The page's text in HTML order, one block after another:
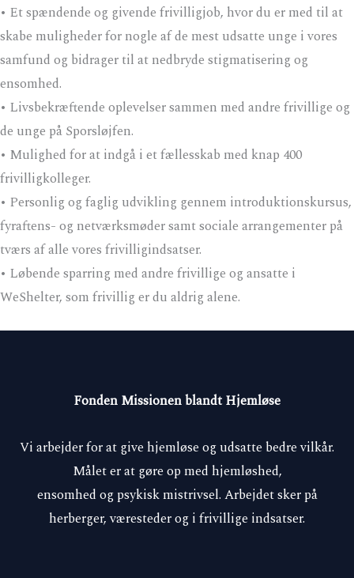
• Et spændende og givende frivilligjob, hvor du er med til at
skabe muligheder for nogle af de mest udsatte unge i vores
samfund og bidrager til at nedbryde stigmatisering og
ensomhed.
• Livsbekræftende oplevelser sammen med andre frivillige og
de unge på Sporsløjfen.
• Mulighed for at indgå i et fællesskab med knap 400
frivilligkolleger.
• Personlig og faglig udvikling gennem introduktionskursus,
fyraftens- og netværksmøder samt sociale arrangementer på
tværs af alle vores frivilligindsatser.
• Løbende sparring med andre frivillige og ansatte i
WeShelter, som frivillig er du aldrig alene.
Fonden Missionen blandt Hjemløse
Vi arbejder for at give hjemløse og udsatte bedre vilkår.
Målet er at gøre op med hjemløshed,
ensomhed og psykisk mistrivsel. Arbejdet sker på
herberger, væresteder og i frivillige indsatser.